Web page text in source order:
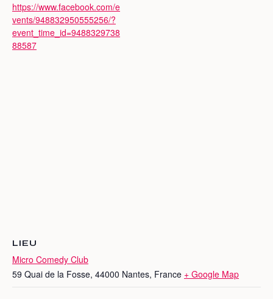
https://www.facebook.com/e
vents/948832950555256/?
event_time_id=9488329738
88587
LIEU
Micro Comedy Club
59 Quai de la Fosse, 44000 Nantes, France + Google Map